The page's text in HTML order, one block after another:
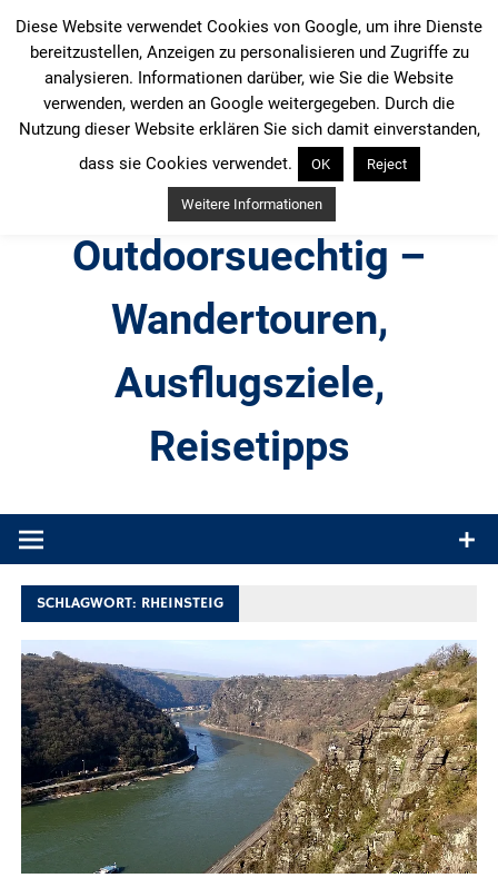
Inhalt
springen
Outdoorsuechtig –
Wandertouren,
Ausflugsziele,
Reisetipps
Produkttests und Buchrezensionen. Ein Blog für alle, die gern
SCHLAGWORT: RHEINSTEIG
Diese Website verwendet Cookies von Google, um ihre Dienste
bereitzustellen, Anzeigen zu personalisieren und Zugriffe zu
analysieren. Informationen darüber, wie Sie die Website
verwenden, werden an Google weitergegeben. Durch die
Nutzung dieser Website erklären Sie sich damit einverstanden,
dass sie Cookies verwendet.
OK Reject
Weitere Informationen